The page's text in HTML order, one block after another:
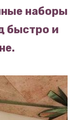
наборы
быстро и